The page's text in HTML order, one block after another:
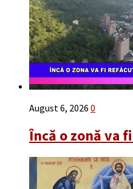
August 6, 2026 0
Încă o zonă va